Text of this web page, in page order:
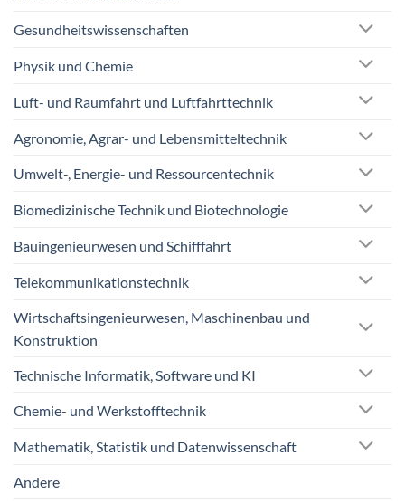
Gesundheitswissenschaften
Physik und Chemie
Luft- und Raumfahrt und Luftfahrttechnik
Agronomie, Agrar- und Lebensmitteltechnik
Umwelt-, Energie- und Ressourcentechnik
Biomedizinische Technik und Biotechnologie
Bauingenieurwesen und Schifffahrt
Telekommunikationstechnik
Wirtschaftsingenieurwesen, Maschinenbau und
Konstruktion
Technische Informatik, Software und KI
Chemie- und Werkstofftechnik
Mathematik, Statistik und Datenwissenschaft
Andere